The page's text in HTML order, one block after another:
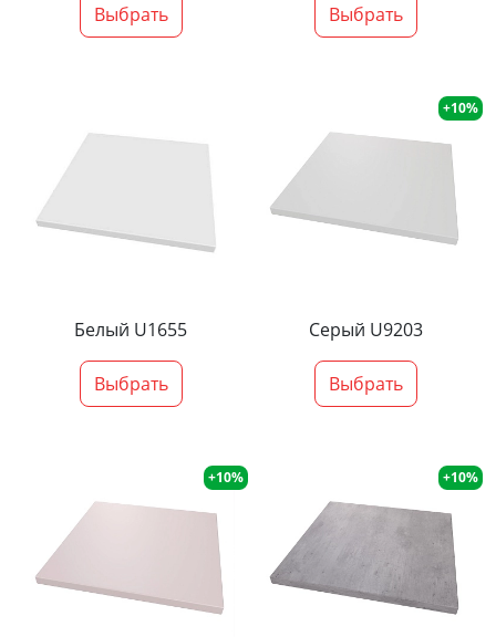
Выбрать Выбрать
Белый U1655
Выбрать
+10%
Серый U9203
Выбрать
+10% +10%